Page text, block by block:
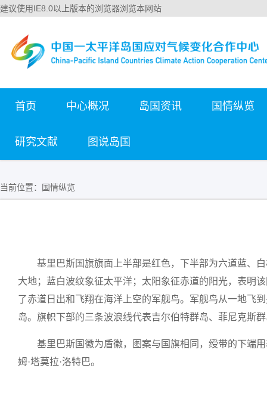
建议使用IE8.0以上版本的浏览器浏览本网站
首页 中心概况 岛国资讯 国情纵览
研究文献 图说岛国
当前位置： 国情纵览
基里巴斯国旗旗面上半部是红色，下半部为六道蓝、
大地；蓝白波纹象征太平洋；太阳象征赤道的阳光，表明
了赤道日出和飞翔在海洋上空的军舰鸟。军舰鸟从一地飞
岛。旗帜下部的三条波浪线代表吉尔伯特群岛、菲尼克斯
基里巴斯国徽为盾徽，图案与国旗相同，绶带的下端
姆·塔莫拉·洛特巴。